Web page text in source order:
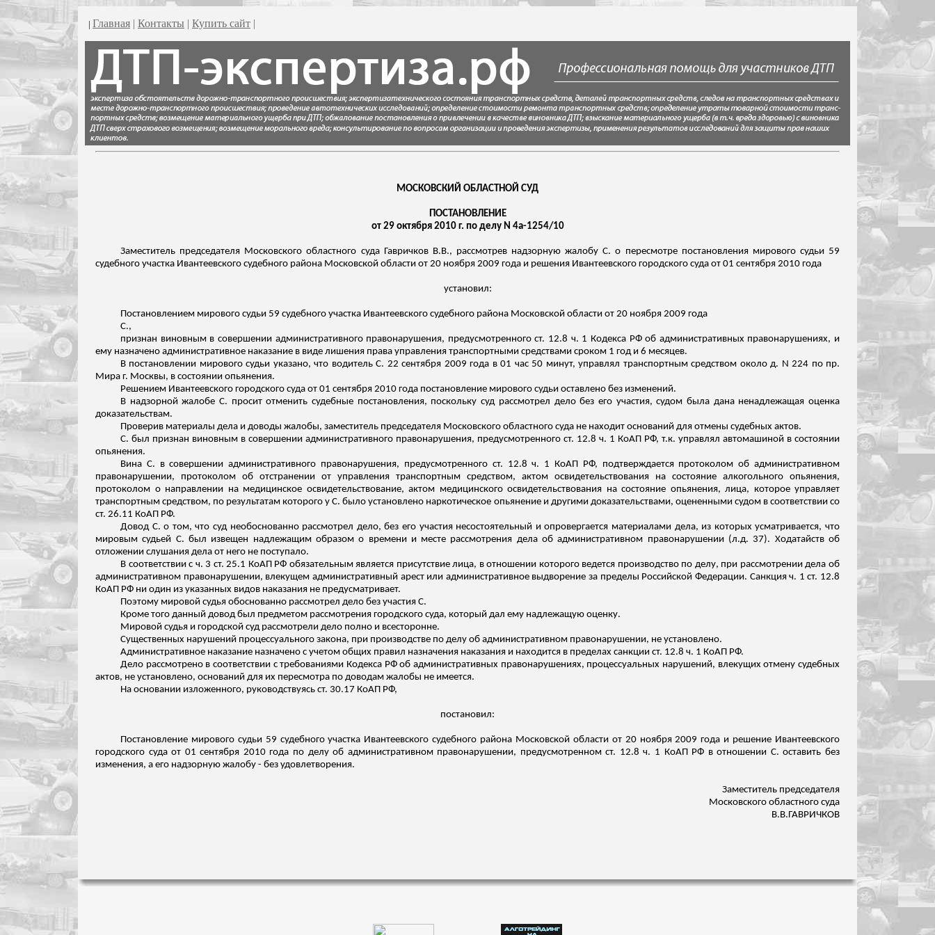
| Главная | Контакты | Купить сайт |
МОСКОВСКИЙ ОБЛАСТНОЙ СУД
ПОСТАНОВЛЕНИЕ
от 29 октября 2010 г. по делу N 4а-1254/10
Заместитель председателя Московского областного суда ГавричковВ.В., рассмотрев надзорную жалобу С. о пересмотре постановления мирового судьи 59
судебного участка Ивантеевского судебного района Московской области от 20 ноября 2009 года и решения Ивантеевского городского суда от 01 сентября 2010 года
установил:
Постановлением мирового судьи 59 судебного участка Ивантеевского судебного района Московской области от 20 ноября 2009 года
С.,
признан виновным в совершении административного правонарушения, предусмотренного ст. 12.8 ч. 1 Кодекса РФ об административных правонарушениях, и
ему назначено административное наказание в виде лишения права управления транспортными средствами сроком 1 год и 6 месяцев.
В постановлении мирового судьи указано, что водитель С. 22 сентября 2009 года в 01 час 50 минут, управлял транспортным средством около д. N 224 по пр.
Мира г. Москвы, в состоянии опьянения.
Решением Ивантеевского городского суда от 01 сентября 2010 года постановление мирового судьи оставлено без изменений.
В надзорной жалобе С. просит отменить судебные постановления, поскольку суд рассмотрел дело без его участия, судом была дана ненадлежащая оценка
доказательствам.
Проверив материалы дела и доводы жалобы, заместитель председателя Московского областного суда не находит оснований для отмены судебных актов.
С. был признан виновным в совершении административного правонарушения, предусмотренного ст. 12.8 ч. 1 КоАП РФ, т.к. управлял автомашиной в состоянии
опьянения.
Вина С. в совершении административного правонарушения, предусмотренного ст. 12.8 ч. 1 КоАП РФ, подтверждается протоколом об административном
правонарушении, протоколом об отстранении от управления транспортным средством, актом освидетельствования на состояние алкогольного опьянения,
протоколом о направлении на медицинское освидетельствование, актом медицинского освидетельствования на состояние опьянения, лица, которое управляет
транспортным средством, по результатам которого у С. было установлено наркотическое опьянение и другими доказательствами, оцененными судом в соответствии со
ст. 26.11 КоАП РФ.
Довод С. о том, что суд необоснованно рассмотрел дело, без его участия несостоятельный и опровергается материалами дела, из которых усматривается, что
мировым судьей С. был извещен надлежащим образом о времени и месте рассмотрения дела об административном правонарушении (л.д. 37). Ходатайств об
отложении слушания дела от него не поступало.
В соответствии с ч. 3 ст. 25.1 КоАП РФ обязательным является присутствие лица, в отношении которого ведется производство по делу, при рассмотрении дела об
административном правонарушении, влекущем административный арест или административное выдворение за пределы Российской Федерации. Санкция ч. 1 ст. 12.8
КоАП РФ ни один из указанных видов наказания не предусматривает.
Поэтому мировой судья обоснованно рассмотрел дело без участия С.
Кроме того данный довод был предметом рассмотрения городского суда, который дал ему надлежащую оценку.
Мировой судья и городской суд рассмотрели дело полно и всесторонне.
Существенных нарушений процессуального закона, при производстве по делу об административном правонарушении, не установлено.
Административное наказание назначено с учетом общих правил назначения наказания и находится в пределах санкции ст. 12.8 ч. 1 КоАП РФ.
Дело рассмотрено в соответствии с требованиями Кодекса РФ об административных правонарушениях, процессуальных нарушений, влекущих отмену судебных
актов, не установлено, оснований для их пересмотра по доводам жалобы не имеется.
На основании изложенного, руководствуясь ст. 30.17 КоАП РФ,
постановил:
Постановление мирового судьи 59 судебного участка Ивантеевского судебного района Московской области от 20 ноября 2009 года и решение Ивантеевского
городского суда от 01 сентября 2010 года по делу об административном правонарушении, предусмотренном ст. 12.8 ч. 1 КоАП РФ в отношении С. оставить без
изменения, а его надзорную жалобу - без удовлетворения.
Заместитель председателя
Московского областного суда
В.В.ГАВРИЧКОВ